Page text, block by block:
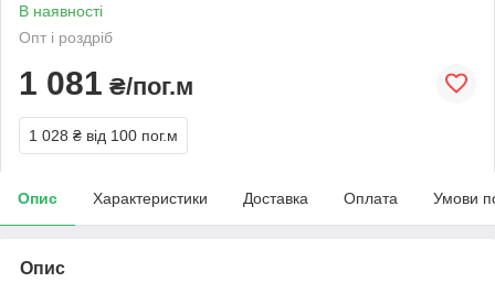
В наявності
Опт і роздріб
1 081 ₴/пог.м
1 028 ₴ від 100 пог.м
Опис Характеристики Доставка Оплата Умови
Опис